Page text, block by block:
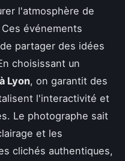
l'atmosphère de
Ces événements
partager des idées
choisissant un
Lyon, on garantit des
l'interactivité et
Le photographe sait
et les
clichés authentiques,